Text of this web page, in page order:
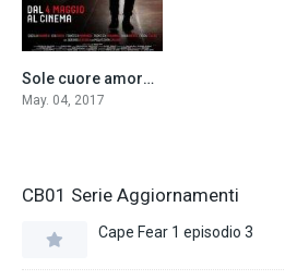
6.7
Sole cuore amore (2017)
May. 04, 2017
CB01 Serie Aggiornamenti
Cape Fear 1 episodio 3